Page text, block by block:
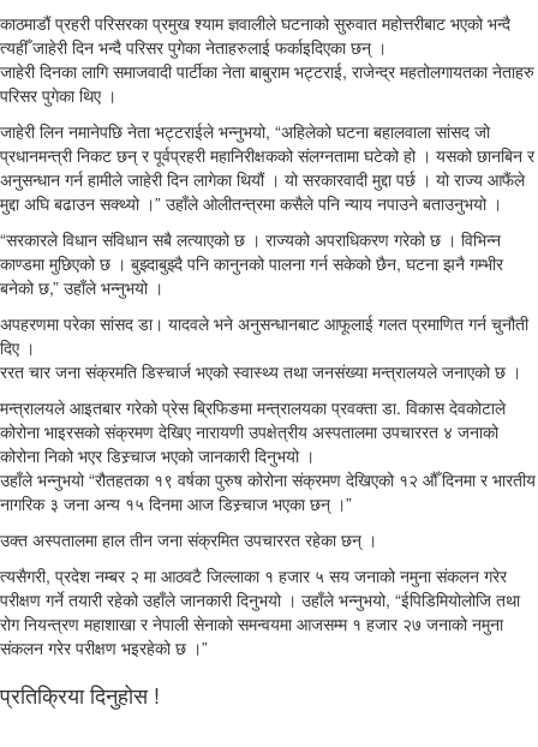
काठमाडौं प्रहरी परिसरका प्रमुख श्याम ज्ञवालीले घटनाको सुरुवात महोत्तरीबाट भएको भन्दै
त्यहीँ जाहेरी दिन भन्दै परिसर पुगेका नेताहरुलाई फर्काइदिएका छन् ।
जाहेरी दिनका लागि समाजवादी पार्टीका नेता बाबुराम भट्टराई, राजेन्द्र महतोलगायतका नेताहरु
परिसर पुगेका थिए ।
जाहेरी लिन नमानेपछि नेता भट्टराईले भन्नुभयो, “अहिलेको घटना बहालवाला सांसद जो
प्रधानमन्त्री निकट छन् र पूर्वप्रहरी महानिरीक्षकको संलग्नतामा घटेको हो । यसको छानबिन र
अनुसन्धान गर्न हामीले जाहेरी दिन लागेका थियौं । यो सरकारवादी मुद्दा पर्छ । यो राज्य आफैंले
मुद्दा अघि बढाउन सक्थ्यो ।” उहाँले ओलीतन्त्रमा कसैले पनि न्याय नपाउने बताउनुभयो ।
“सरकारले विधान संविधान सबै लत्याएको छ । राज्यको अपराधिकरण गरेको छ । विभिन्न
काण्डमा मुछिएको छ । बुझ्दाबुझ्दै पनि कानुनको पालना गर्न सकेको छैन, घटना झनै गम्भीर
बनेको छ,” उहाँले भन्नुभयो ।
अपहरणमा परेका सांसद डा। यादवले भने अनुसन्धानबाट आफूलाई गलत प्रमाणित गर्न चुनौती
दिए ।
ररत चार जना संक्रमति डिस्चार्ज भएको स्वास्थ्य तथा जनसंख्या मन्त्रालयले जनाएको छ ।
मन्त्रालयले आइतबार गरेको प्रेस ब्रिफिङमा मन्त्रालयका प्रवक्ता डा. विकास देवकोटाले
कोरोना भाइरसको संक्रमण देखिए नारायणी उपक्षेत्रीय अस्पतालमा उपचाररत ४ जनाको
कोरोना निको भएर डिस्र्चाज भएको जानकारी दिनुभयो ।
उहाँले भन्नुभयो “रौतहतका १९ वर्षका पुरुष कोरोना संक्रमण देखिएको १२ औँ दिनमा र भारतीय
नागरिक ३ जना अन्य १५ दिनमा आज डिस्र्चाज भएका छन् ।”
उक्त अस्पतालमा हाल तीन जना संक्रमित उपचाररत रहेका छन् ।
त्यसैगरी, प्रदेश नम्बर २ मा आठवटै जिल्लाका १ हजार ५ सय जनाको नमुना संकलन गरेर
परीक्षण गर्ने तयारी रहेको उहाँले जानकारी दिनुभयो । उहाँले भन्नुभयो, “ईपिडिमियोलोजि तथा
रोग नियन्त्रण महाशाखा र नेपाली सेनाको समन्वयमा आजसम्म १ हजार २७ जनाको नमुना
संकलन गरेर परीक्षण भइरहेको छ ।”
प्रतिक्रिया दिनुहोस !